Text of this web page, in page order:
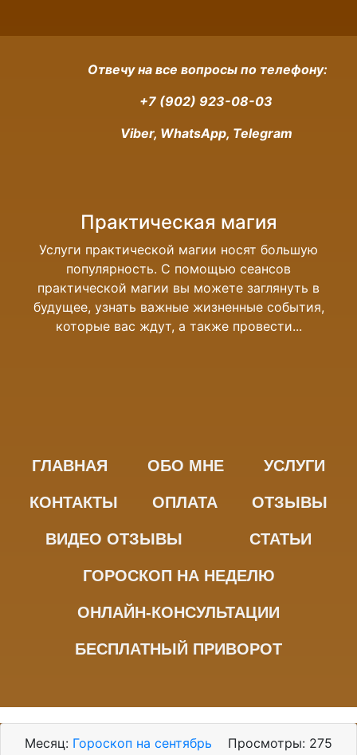
Отвечу на все вопросы по телефону:
+7 (902) 923-08-03
Viber, WhatsApp, Telegram
Практическая магия
Услуги практической магии носят большую
популярность. С помощью сеансов
практической магии вы можете заглянуть в
будущее, узнать важные жизненные события,
которые вас ждут, а также провести...
ГЛАВНАЯ ОБО МНЕ УСЛУГИ
КОНТАКТЫ ОПЛАТА ОТЗЫВЫ
ВИДЕО ОТЗЫВЫ СТАТЬИ
ГОРОСКОП НА НЕДЕЛЮ
ОНЛАЙН-КОНСУЛЬТАЦИИ
БЕСПЛАТНЫЙ ПРИВОРОТ
Месяц: Гороскоп на сентябрь Просмотры: 275